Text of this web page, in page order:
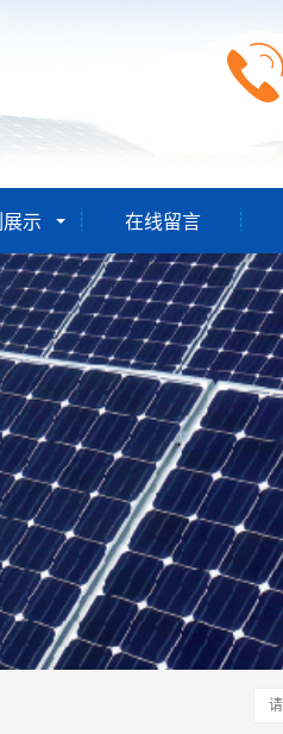
示 在线留言